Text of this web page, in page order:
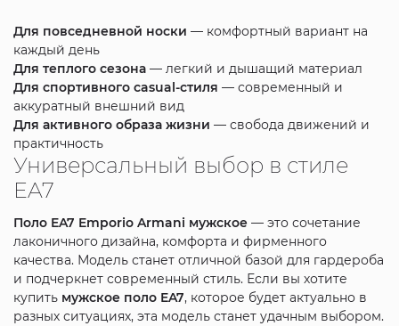
Для повседневной носки — комфортный вариант на
каждый день
Для теплого сезона— легкий и дышащий материал
Для спортивного casual-стиля — современный и
аккуратный внешний вид
Для активного образа жизни — свобода движений и
практичность
Универсальный выбор в стиле
EA7
Поло EA7 Emporio Armani мужское— это сочетание
лаконичного дизайна, комфорта и фирменного
качества. Модель станет отличной базой для гардероба
и подчеркнет современный стиль. Если вы хотите
купить мужское поло EA7, которое будет актуально в
разных ситуациях, эта модель станет удачным выбором.